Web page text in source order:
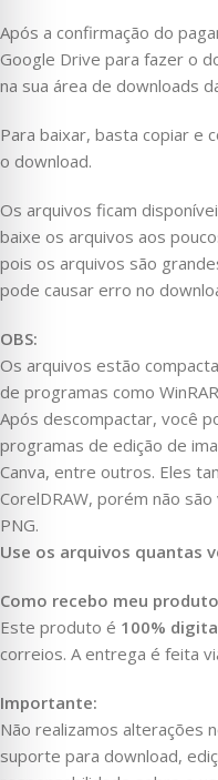
Após a confirmação do
Google Drive para fazer o
na sua área de downloads
Para baixar, basta copiar e
o download.
Os arquivos ficam
baixe os arquivos aos
pois os arquivos são
pode causar erro no
OBS:
Os arquivos estão
de programas como
Após descompactar, você
programas de edição de
Canva, entre outros. Eles
CorelDRAW, porém não
PNG.
Use os arquivos quantas
Como recebo meu
Este produto é 100%
correios. A entrega é feita
Importante:
Não realizamos alterações
suporte para download,